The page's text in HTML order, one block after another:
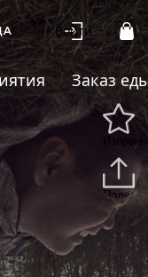
Войти
Заказ